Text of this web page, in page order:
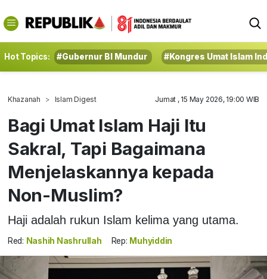
Hot Topics: #Gubernur BI Mundur #Kongres Umat Islam
Khazanah Islam Digest Jumat , 15 May 2026, 19:00 WIB
Bagi Umat Islam Haji Itu
Sakral, Tapi Bagaimana
Menjelaskannya kepada
Non-Muslim?
Haji adalah rukun Islam kelima yang utama.
Red: Nashih Nashrullah Rep: Muhyiddin